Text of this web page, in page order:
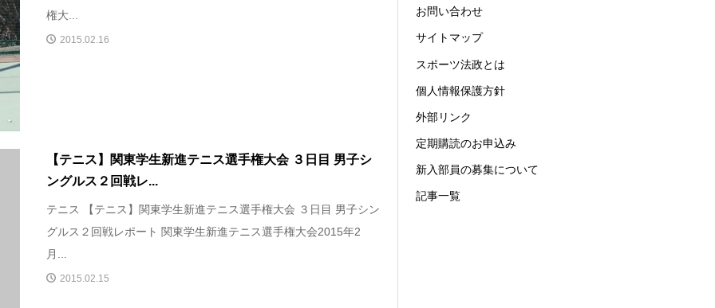
権大...
2015.02.16
【テニス】関東学生新進テニス選手権大会 ３日目 男子シ
ングルス２回戦レ...
テニス 【テニス】関東学生新進テニス選手権大会 ３日目 男子シン
グルス２回戦レポート 関東学生新進テニス選手権大会2015年2
月...
2015.02.15
お問い合わせ
サイトマップ
スポーツ法政とは
個人情報保護方針
外部リンク
定期購読のお申込み
新入部員の募集について
記事一覧